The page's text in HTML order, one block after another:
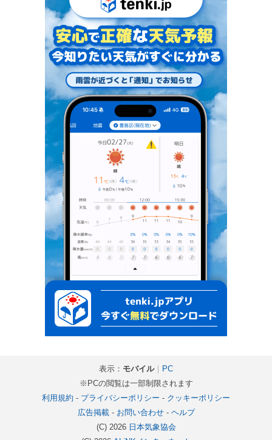
表示： モバイル｜
PC
※PCの閲覧は一部制限されます
利用規約 - プライバシーポリシー - クッキーポリシー
広告掲載- お問い合わせ- ヘルプ
(C) 2026 日本気象協会